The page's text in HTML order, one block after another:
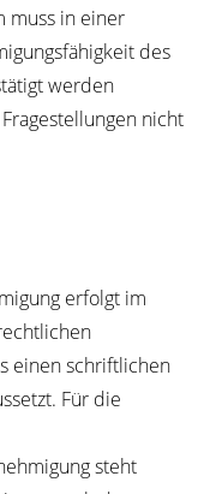
muss in einer
des
werden
nicht
erfolgt im
einen schriftlichen
Für die
steht